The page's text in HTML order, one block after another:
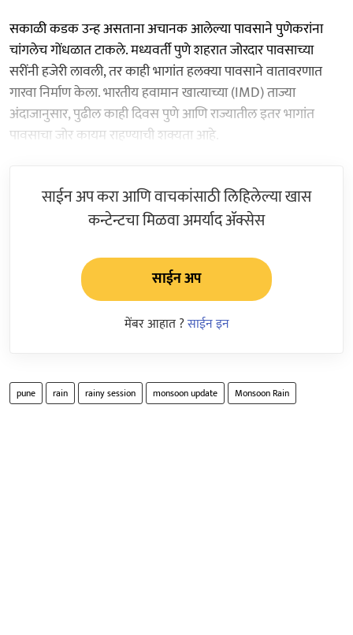
सकाळी कडक उन्ह असताना अचानक आलेल्या पावसाने पुणेकरांना
चांगलेच गोंधळात टाकले. मध्यवर्ती पुणे शहरात जोरदार पावसाच्या
सरींनी हजेरी लावली, तर काही भागांत हलक्या पावसाने वातावरणात
गारवा निर्माण केला. भारतीय हवामान खात्याच्या (IMD) ताज्या
अंदाजानुसार, पुढील काही दिवस पुणे आणि राज्यातील इतर भागांत
पावसाचा जोर कायम राहण्याची शक्यता आहे.
साईन अप करा आणि वाचकांसाठी लिहिलेल्या खास
कन्टेन्टचा मिळवा अमर्याद ॲक्सेस
साईन अप
मेंबर आहात ?साईन इन
pune rain rainy session monsoon update Monsoon Rain